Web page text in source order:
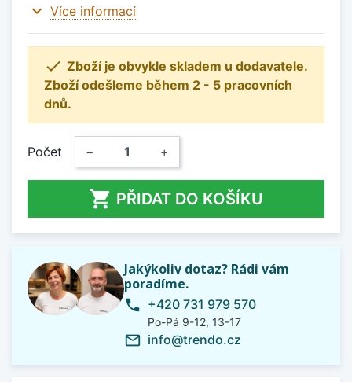
expand_more Více informací
 Zboží je obvykle skladem u dodavatele.
Zboží odešleme během 2 - 5 pracovních
dnů.
Počet − +
 PŘIDAT DO KOŠÍKU
Jakýkoliv dotaz? Rádi vám
poradíme.
phone +420 731 979 570
Po-Pá 9-12, 13-17
mail_outline info@trendo.cz